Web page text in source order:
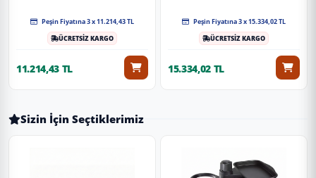
Peşin Fiyatına 3 x 11.214,43 TL
ÜCRETSİZ KARGO
11.214,43 TL
Peşin Fiyatına 3 x 15.334,02 TL
ÜCRETSİZ KARGO
15.334,02 TL
Sizin İçin Seçtiklerimiz